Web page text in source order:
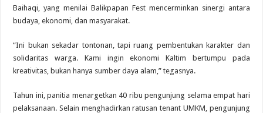
Baihaqi, yang menilai Balikpapan Fest mencerminkan sinergi antara
budaya, ekonomi, dan masyarakat.
“Ini bukan sekadar tontonan, tapi ruang pembentukan karakter dan
solidaritas warga. Kami ingin ekonomi Kaltim bertumpu pada
kreativitas, bukan hanya sumber daya alam,” tegasnya.
Tahun ini, panitia menargetkan 40 ribu pengunjung selama empat hari
pelaksanaan. Selain menghadirkan ratusan tenant UMKM, pengunjung